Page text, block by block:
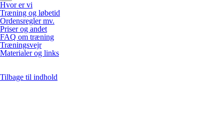
Hvor er vi
Træning og løbetid
Ordensregler mv.
Priser og andet
FAQ om træning
Træningsvejr
Materialer og links
Tilbage til indhold